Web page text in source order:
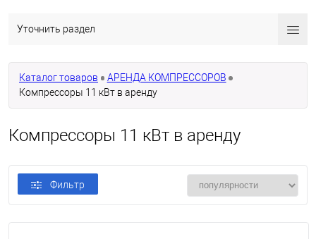
Уточнить раздел
Каталог товаров
АРЕНДА КОМПРЕССОРОВ
Компрессоры 11 кВт в аренду
Компрессоры 11 кВт в аренду
Фильтр